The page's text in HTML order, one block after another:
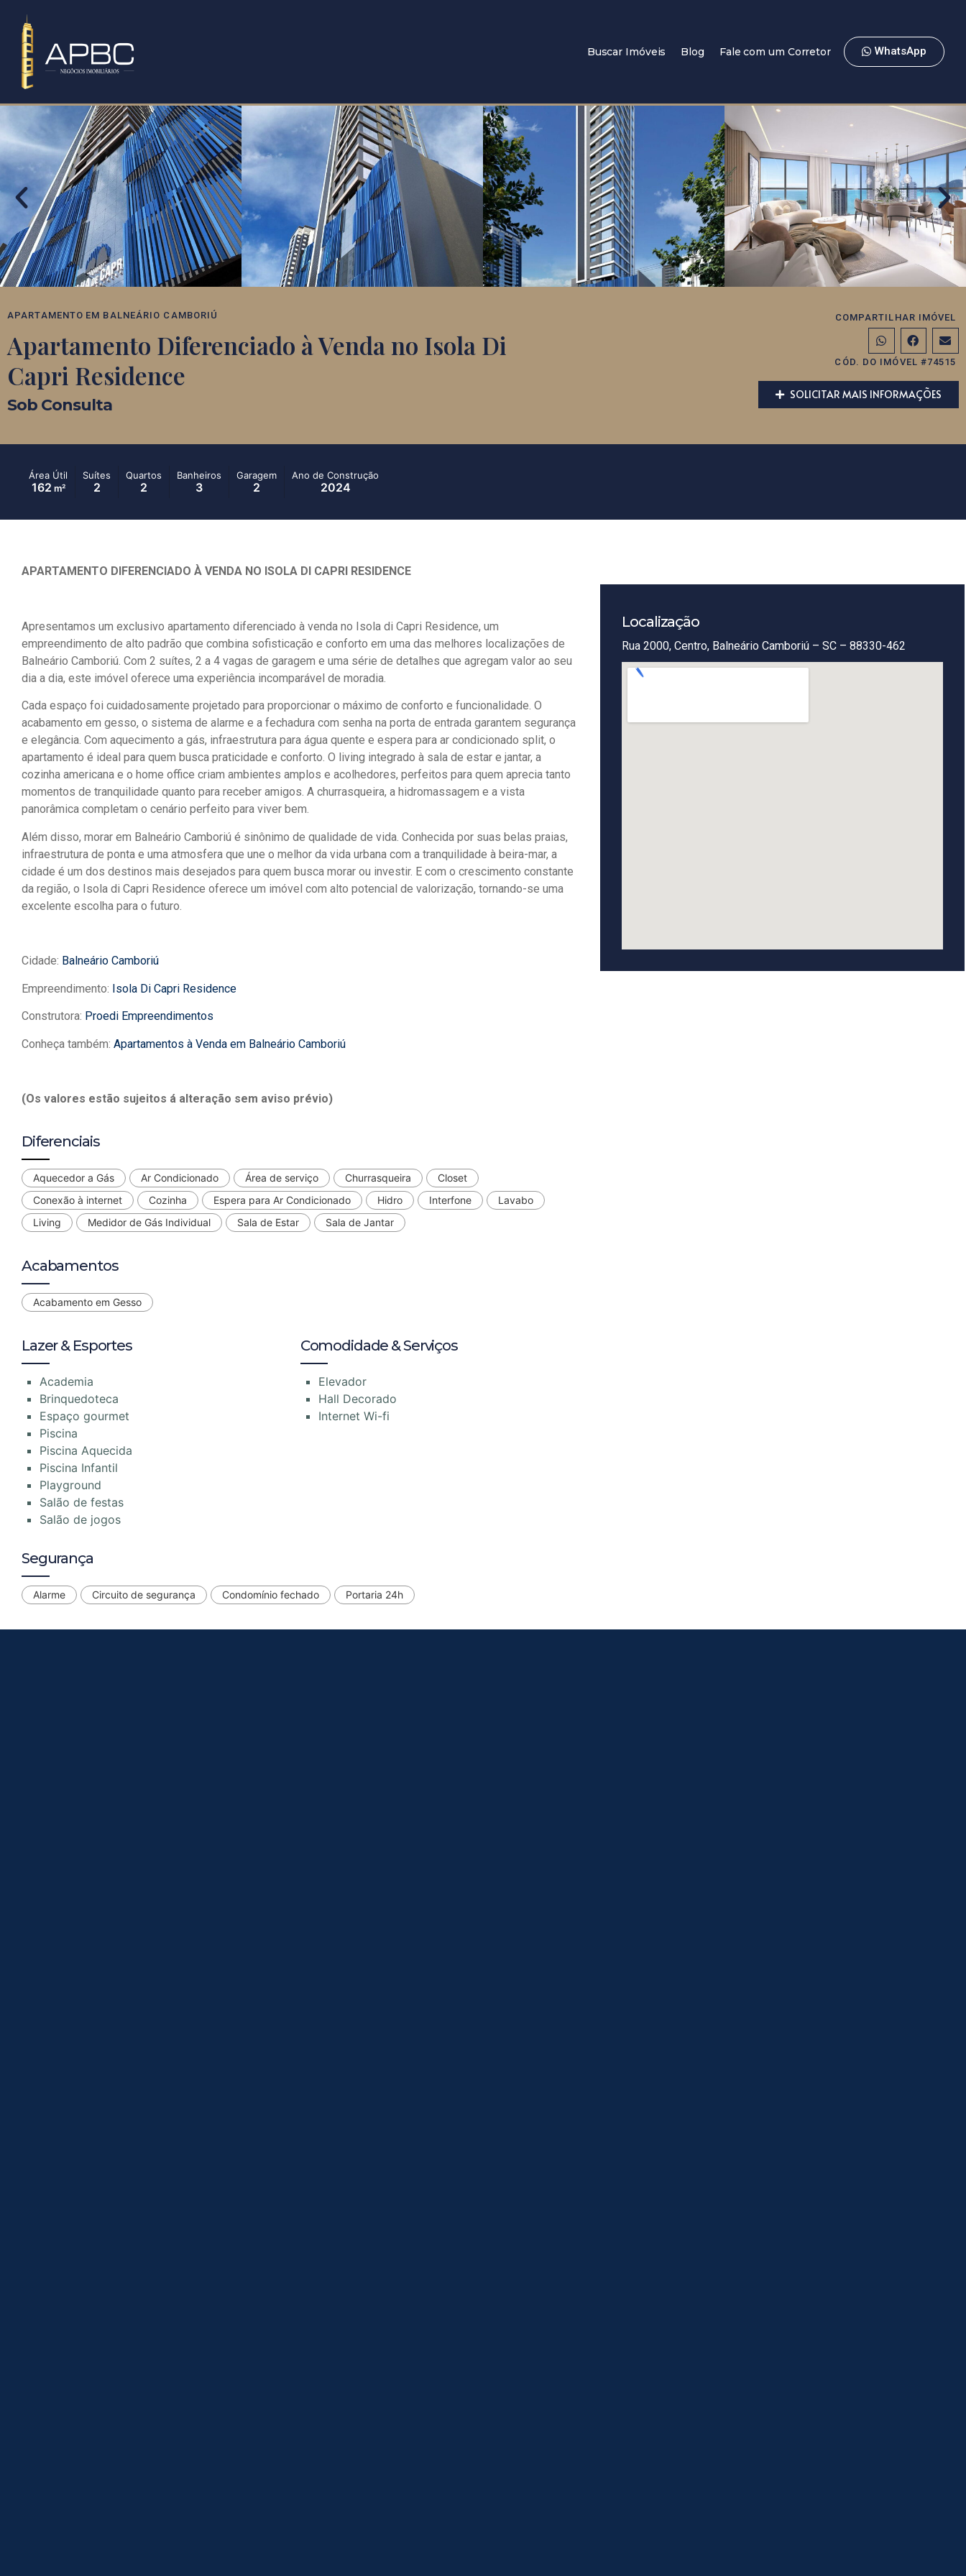
Buscar Imóveis Blog Fale com um Corretor WhatsApp
APARTAMENTO EM BALNEÁRIO CAMBORIÚ
Apartamento Diferenciado à Venda no Isola Di
Capri Residence
Sob Consulta
COMPARTILHAR IMÓVEL
CÓD. DO IMÓVEL #74515
SOLICITAR MAIS INFORMAÇÕES
Área Útil
162 m²
Suítes
2
Quartos
2
Banheiros
3
Garagem
2
Ano de Construção
2024
APARTAMENTO DIFERENCIADO À VENDA NO ISOLA DI CAPRI RESIDENCE
Apresentamos um exclusivo apartamento diferenciado à venda no Isola di Capri Residence, um
empreendimento de alto padrão que combina sofisticação e conforto em uma das melhores localizações de
Balneário Camboriú. Com 2 suítes, 2 a 4 vagas de garagem e uma série de detalhes que agregam valor ao seu
dia a dia, este imóvel oferece uma experiência incomparável de moradia.
Cada espaço foi cuidadosamente projetado para proporcionar o máximo de conforto e funcionalidade. O
acabamento em gesso, o sistema de alarme e a fechadura com senha na porta de entrada garantem segurança
e elegância. Com aquecimento a gás, infraestrutura para água quente e espera para ar condicionado split, o
apartamento é ideal para quem busca praticidade e conforto. O living integrado à sala de estar e jantar, a
cozinha americana e o home office criam ambientes amplos e acolhedores, perfeitos para quem aprecia tanto
momentos de tranquilidade quanto para receber amigos. A churrasqueira, a hidromassagem e a vista
panorâmica completam o cenário perfeito para viver bem.
Além disso, morar em Balneário Camboriú é sinônimo de qualidade de vida. Conhecida por suas belas praias,
infraestrutura de ponta e uma atmosfera que une o melhor da vida urbana com a tranquilidade à beira-mar, a
cidade é um dos destinos mais desejados para quem busca morar ou investir. E com o crescimento constante
da região, o Isola di Capri Residence oferece um imóvel com alto potencial de valorização, tornando-se uma
excelente escolha para o futuro.
Cidade: Balneário Camboriú
Empreendimento: Isola Di Capri Residence
Construtora: Proedi Empreendimentos
Conheça também: Apartamentos à Venda em Balneário Camboriú
(Os valores estão sujeitos á alteração sem aviso prévio)
Diferenciais
Aquecedor a Gás Ar Condicionado Área de serviço Churrasqueira
Closet
Conexão à internet
Cozinha Espera para Ar Condicionado Hidro Interfone
Lavabo
Living
Medidor de Gás Individual Sala de Estar Sala de Jantar
Acabamentos
Acabamento em Gesso
Lazer & Esportes
Academia
Brinquedoteca
Espaço gourmet
Piscina
Piscina Aquecida
Piscina Infantil
Playground
Salão de festas
Salão de jogos
Comodidade & Serviços
Elevador
Hall Decorado
Internet Wi-fi
Segurança
Alarme Circuito de segurança Condomínio fechado Portaria 24h
Localização
Rua 2000, Centro, Balneário Camboriú – SC – 88330-462